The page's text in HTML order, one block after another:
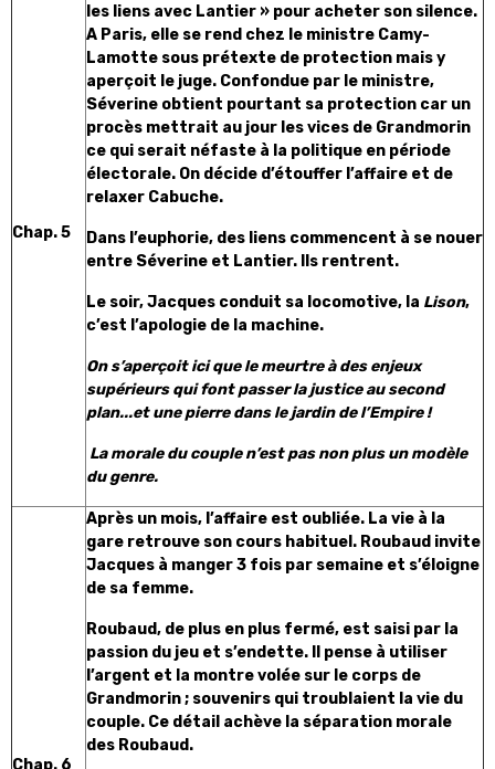
Chap. 5
les liens avec Lantier » pour acheter son silence.
A Paris, elle se rend chez le ministre Camy-
Lamotte sous prétexte de protection mais y
aperçoit le juge. Confondue par le ministre,
Séverine obtient pourtant sa protection car un
procès mettrait au jour les vices de Grandmorin
ce qui serait néfaste à la politique en période
électorale. On décide d’étouffer l’affaire et de
relaxer Cabuche.
Dans l’euphorie, des liens commencent à se nouer
entre Séverine et Lantier. Ils rentrent.
Le soir, Jacques conduit sa locomotive, la Lison,
c’est l’apologie de la machine.
On s’aperçoit ici que le meurtre à des enjeux
supérieurs qui font passer la justice au second
plan...et une pierre dans le jardin de l’Empire !
La morale du couple n’est pas non plus un modèle
du genre.
Chap. 6
Après un mois, l’affaire est oubliée. La vie à la
gare retrouve son cours habituel. Roubaud invite
Jacques à manger 3 fois par semaine et s’éloigne
de sa femme.
Roubaud, de plus en plus fermé, est saisi par la
passion du jeu et s’endette. Il pense à utiliser
l’argent et la montre volée sur le corps de
Grandmorin ; souvenirs qui troublaient la vie du
couple. Ce détail achève la séparation morale
des Roubaud.